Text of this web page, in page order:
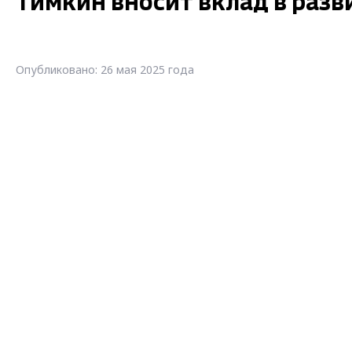
Опубликовано: 26 мая 2025 года